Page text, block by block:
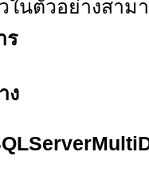
ในตัวอย่างสาม
ร
ง